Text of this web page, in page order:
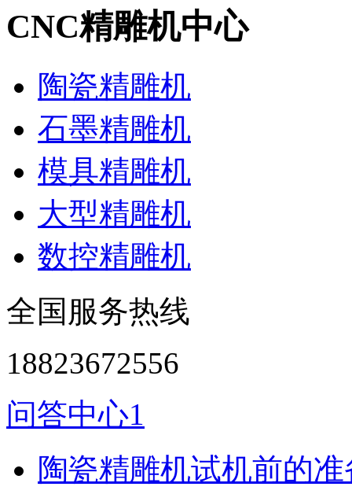
CNC精雕机中心
陶瓷精雕机
石墨精雕机
模具精雕机
大型精雕机
数控精雕机
全国服务热线
18823672556
问答中心1
陶瓷精雕机试机前的